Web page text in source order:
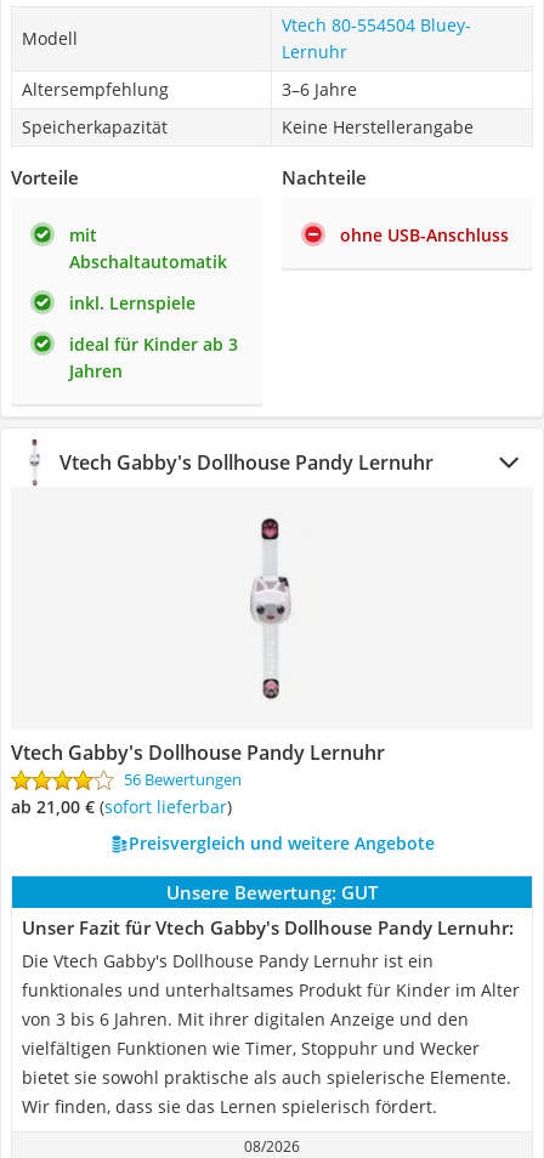
Modell
Vtech 80-554504 Bluey-
Lernuhr
Altersempfehlung
3–6 Jahre
Speicherkapazität
Keine Herstellerangabe
Vorteile
mit
Abschaltautomatik
inkl. Lernspiele
ideal für Kinder ab 3
Jahren
Nachteile
ohne USB-Anschluss
Vtech Gabby's Dollhouse Pandy Lernuhr
Vtech Gabby's Dollhouse Pandy Lernuhr
56 Bewertungen
ab 21,00 € ( Sofort lieferbar)
Preisvergleich und weitere Angebote
Unsere Bewertung: GUT
Unser Fazit für Vtech Gabby's Dollhouse Pandy Lernuhr:
Die Vtech Gabby's Dollhouse Pandy Lernuhr ist ein
funktionales und unterhaltsames Produkt für Kinder im Alter
von 3 bis 6 Jahren. Mit ihrer digitalen Anzeige und den
vielfältigen Funktionen wie Timer, Stoppuhr und Wecker
bietet sie sowohl praktische als auch spielerische Elemente.
Wir finden, dass sie das Lernen spielerisch fördert.
08/2026